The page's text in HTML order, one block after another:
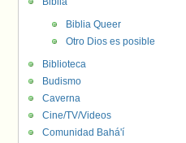
Biblia Queer
Otro Dios es posible
Biblioteca
Budismo
Caverna
Cine/TV/Videos
Comunidad Bahá'í